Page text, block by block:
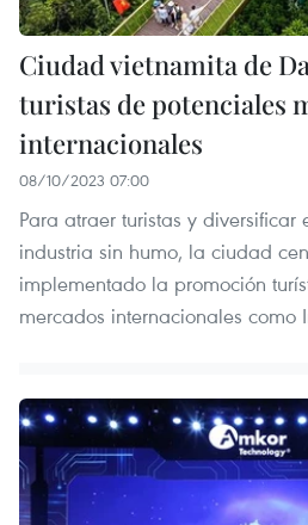
Ciudad vietnamita de
turistas de potenciales
internacionales
08/10/2023 07:00
Para atraer turistas y
industria sin humo, la ciudad
implementado la promoción
mercados internacionales como